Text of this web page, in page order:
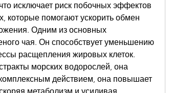
исключает риск побочных эффектов
которые помогают ускорить обмен
Одним из основных
чая. Он способствует уменьшению
расщепления жировых клеток.
морских водорослей, она
действием, она повышает